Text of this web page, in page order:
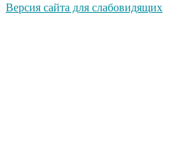
Версия сайта для слабовидящих